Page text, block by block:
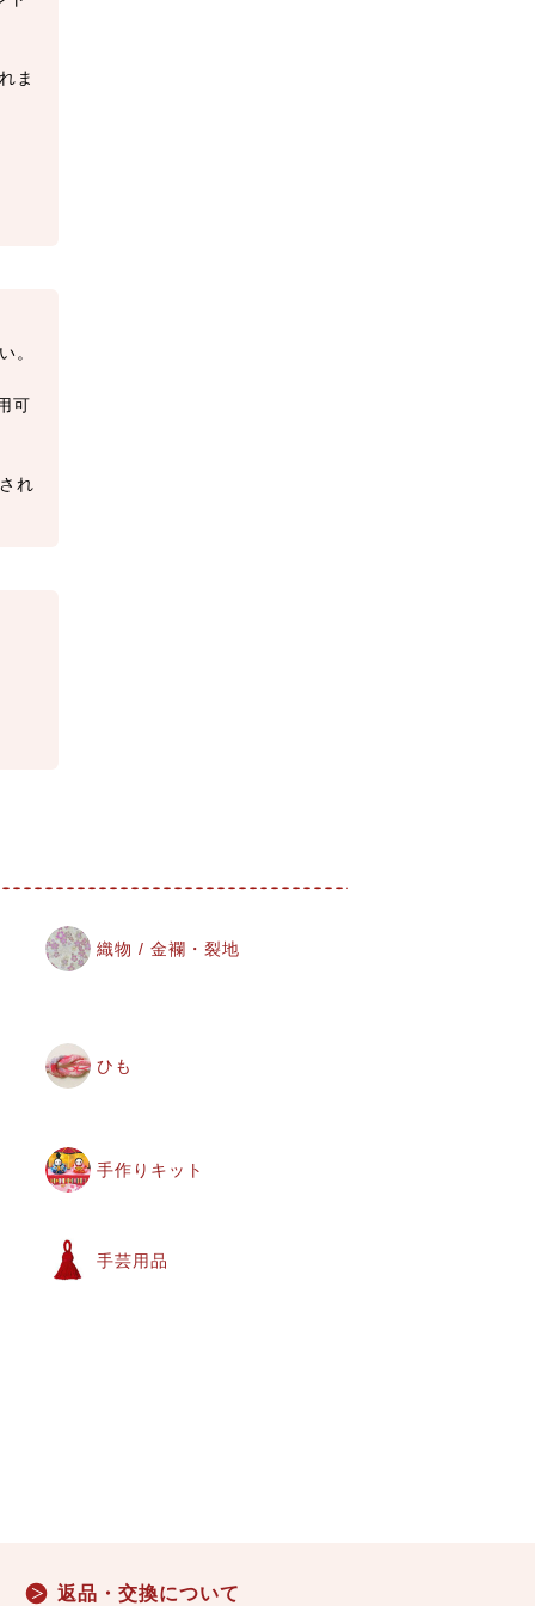
ま
。
可
れ
織物 / 金襴・裂地
ひも
手作りキット
手芸用品
返品・交換について